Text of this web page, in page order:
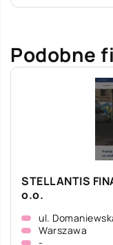
Podobne
STELLANTIS
o.o.
ul.
Warszawa